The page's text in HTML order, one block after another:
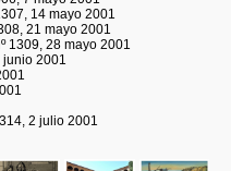
14 mayo 2001
21 mayo 2001
1309, 28 mayo 2001
junio 2001
2 julio 2001